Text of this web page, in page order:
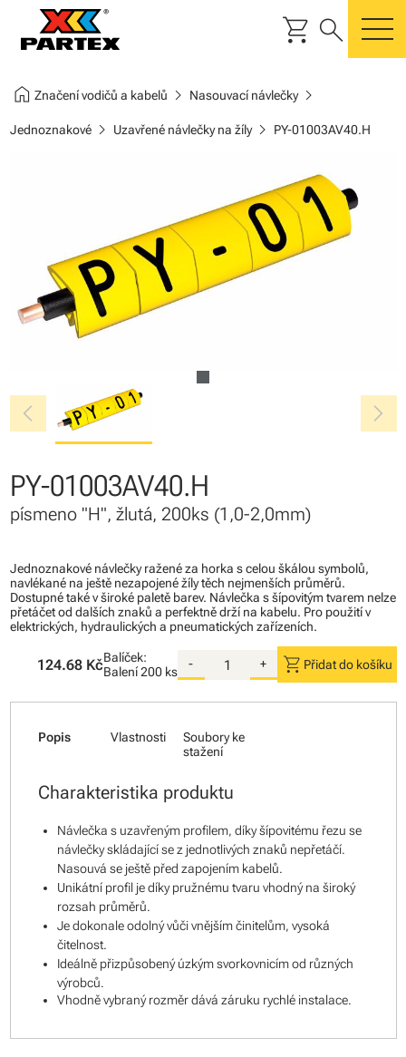
shopping_cart search
home Značení vodičů a kabelů chevron_right Nasouvací návlečkychevron_right
Jednoznakovéchevron_right Uzavřené návlečky na žílychevron_right PY-01003AV40.H
chevron_left chevron_right
PY-01003AV40.H
písmeno "H", žlutá, 200ks (1,0-2,0mm)
Jednoznakové návlečky ražené za horka s celou škálou symbolů,
navlékané na ještě nezapojené žíly těch nejmenších průměrů.
Dostupné také v široké paletě barev. Návlečka s šípovitým tvarem nelze
přetáčet od dalších znaků a perfektně drží na kabelu. Pro použití v
elektrických, hydraulických a pneumatických zařízeních.
124.68 KčBalíček:
Balení200 ks
- + shopping_cart Přidat do košíku
Popis Vlastnosti
Soubory ke
stažení
Charakteristika produktu
Návlečka s uzavřeným profilem, díky šípovitému řezu se
návlečky skládající se z jednotlivých znaků nepřetáčí.
Nasouvá se ještě před zapojením kabelů.
Unikátní profil je díky pružnému tvaru vhodný na široký
rozsah průměrů.
Je dokonale odolný vůči vnějším činitelům, vysoká
čitelnost.
Ideálně přizpůsobený úzkým svorkovnicím od různých
výrobců.
Vhodně vybraný rozměr dává záruku rychlé instalace.